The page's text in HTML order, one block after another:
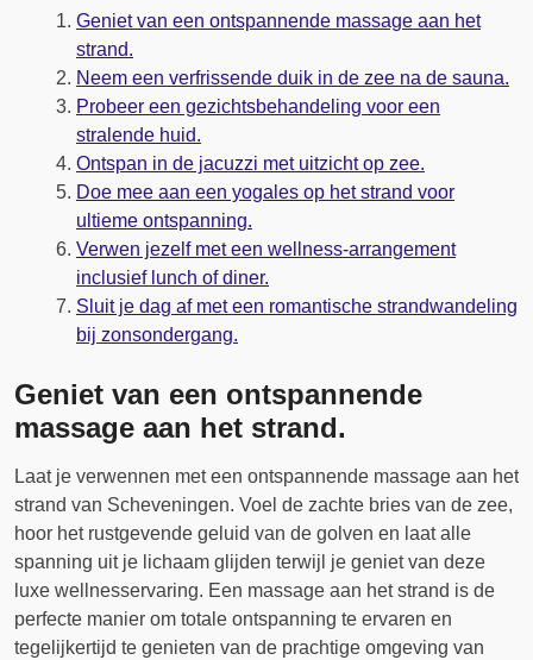
Geniet van een ontspannende massage aan het
strand.
Neem een verfrissende duik in de zee na de sauna.
Probeer een gezichtsbehandeling voor een
stralende huid.
Ontspan in de jacuzzi met uitzicht op zee.
Doe mee aan een yogales op het strand voor
ultieme ontspanning.
Verwen jezelf met een wellness-arrangement
inclusief lunch of diner.
Sluit je dag af met een romantische strandwandeling
bij zonsondergang.
Geniet van een ontspannende
massage aan het strand.
Laat je verwennen met een ontspannende massage aan het
strand van Scheveningen. Voel de zachte bries van de zee,
hoor het rustgevende geluid van de golven en laat alle
spanning uit je lichaam glijden terwijl je geniet van deze
luxe wellnesservaring. Een massage aan het strand is de
perfecte manier om totale ontspanning te ervaren en
tegelijkertijd te genieten van de prachtige omgeving van